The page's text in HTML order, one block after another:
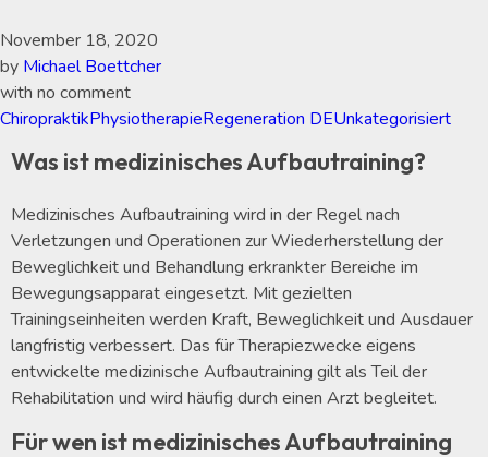
November 18, 2020
by Michael Boettcher
with no comment
ChiropraktikPhysiotherapieRegeneration DEUnkategorisiert
Was ist medizinisches Aufbautraining?
Medizinisches Aufbautraining wird in der Regel nach
Verletzungen und Operationen zur Wiederherstellung der
Beweglichkeit und Behandlung erkrankter Bereiche im
Bewegungsapparat eingesetzt. Mit gezielten
Trainingseinheiten werden Kraft, Beweglichkeit und Ausdauer
langfristig verbessert. Das für Therapiezwecke eigens
entwickelte medizinische Aufbautraining gilt als Teil der
Rehabilitation und wird häufig durch einen Arzt begleitet.
Für wen ist medizinisches Aufbautraining